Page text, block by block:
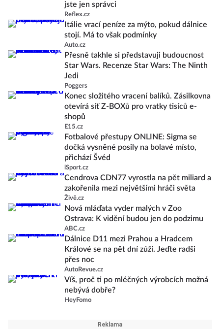
jste jen správci
Reflex.cz
Itálie vrací peníze za mýto, pokud dálnice
stojí. Má to však podmínky
Auto.cz
Přesně takhle si představuji budoucnost
Star Wars. Recenze Star Wars: The Ninth
Jedi
Poggers
Konec složitého vracení balíků. Zásilkovna
otevírá síť Z-BOXů pro vratky tisíců e-
shopů
E15.cz
Fotbalové přestupy ONLINE: Sigma se
dočká vysněné posily na bolavé místo,
přichází Švéd
iSport.cz
Cendrova CDN77 vyrostla na pět miliard a
zakořenila mezi největšími hráči světa
Živě.cz
Nová mláďata vyder malých v Zoo
Ostrava: K vidění budou jen do podzimu
ABC.cz
Dálnice D11 mezi Prahou a Hradcem
Králové se na pět dní zúží. Jeďte radši
přes noc
AutoRevue.cz
Víš, proč ti po mléčných výrobcích možná
nebývá dobře?
HeyFomo